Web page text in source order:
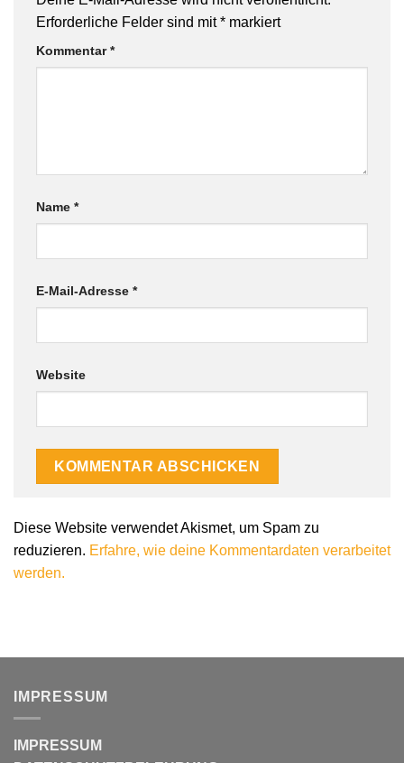
Erforderliche Felder sind mit* markiert
Kommentar*
Name *
E-Mail-Adresse *
Website
Diese Website verwendet Akismet, um Spam zu
reduzieren. Erfahre, wie deine Kommentardaten verarbeitet
werden.
IMPRESSUM
IMPRESSUM